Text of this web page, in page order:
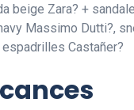
beige Zara? +
Massimo Dutti?,
Castañer?